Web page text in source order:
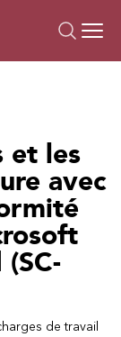
et les
avec
de travail